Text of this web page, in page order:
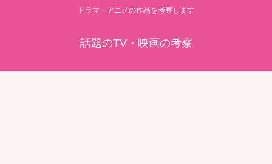
ドラマ・アニメの作品を考察します
話題のTV・映画の考察